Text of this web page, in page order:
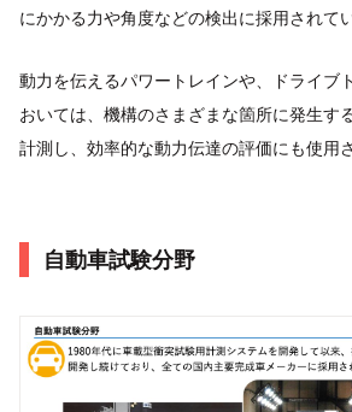
にかかる力や角度などの検出に採用されて
動力を伝えるパワートレインや、ドライブ
おいては、機構のさまざまな箇所に発生す
計測し、効率的な動力伝達の評価にも使用
自動車試験分野